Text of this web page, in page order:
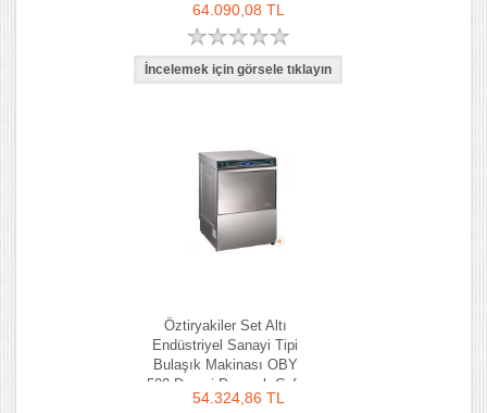
64.090,08 TL
Öztiryakiler Set Altı
Endüstriyel Sanayi Tipi
Bulaşık Makinası OBY
500 Drenaj Pompalı Cafe
Lokanta
54.324,86 TL